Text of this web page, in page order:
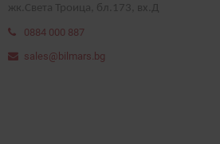
жк.Света Троица, бл.173, вх.Д
0884 000 887
sales@bilmars.bg